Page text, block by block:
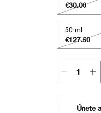
€30.00
50 ml
€127.50
Únete